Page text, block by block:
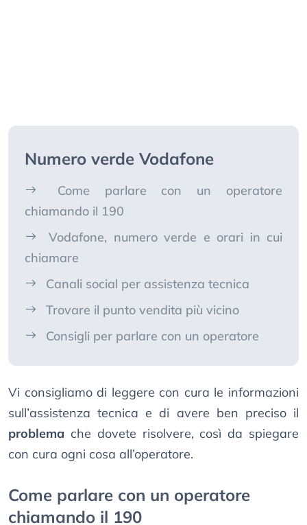
Numero verde Vodafone
Come parlare con un operatore
chiamando il 190
Vodafone, numero verde e orari in cui
chiamare
Canali social per assistenza tecnica
Trovare il punto vendita più vicino
Consigli per parlare con un operatore
Vi consigliamo di leggere con cura le informazioni
sull’assistenza tecnica e di avere ben preciso il
problema che dovete risolvere, così da spiegare
con cura ogni cosa all’operatore.
Come parlare con un operatore
chiamando il 190